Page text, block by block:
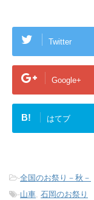
Twitter
Google+
B! はてブ
-全国のお祭り－秋－
-山車, 石岡のお祭り